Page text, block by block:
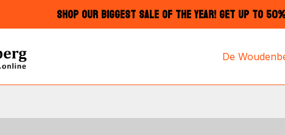
SHOP OUR BIGGEST SALE OF THE YEAR! GET UP TO
De